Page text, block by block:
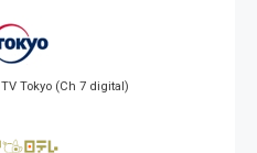
Tokyo (Ch 7 digital)